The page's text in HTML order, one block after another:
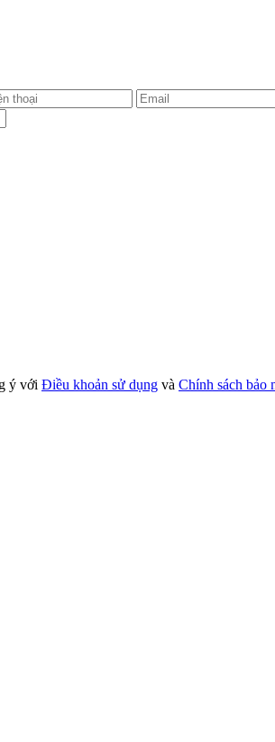
ý với Điều khoản sử dụng và Chính sách bảo